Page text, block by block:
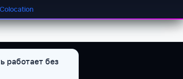
Colocation
работает без